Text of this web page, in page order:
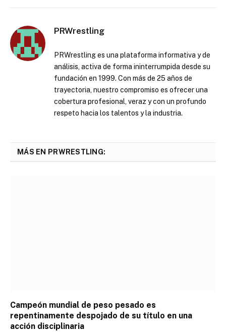
PRWrestling
PRWrestling es una plataforma informativa y de
análisis, activa de forma ininterrumpida desde su
fundación en 1999. Con más de 25 años de
trayectoria, nuestro compromiso es ofrecer una
cobertura profesional, veraz y con un profundo
respeto hacia los talentos y la industria.
MÁS EN PRWRESTLING:
Campeón mundial de peso pesado es
repentinamente despojado de su título en una
acción disciplinaria